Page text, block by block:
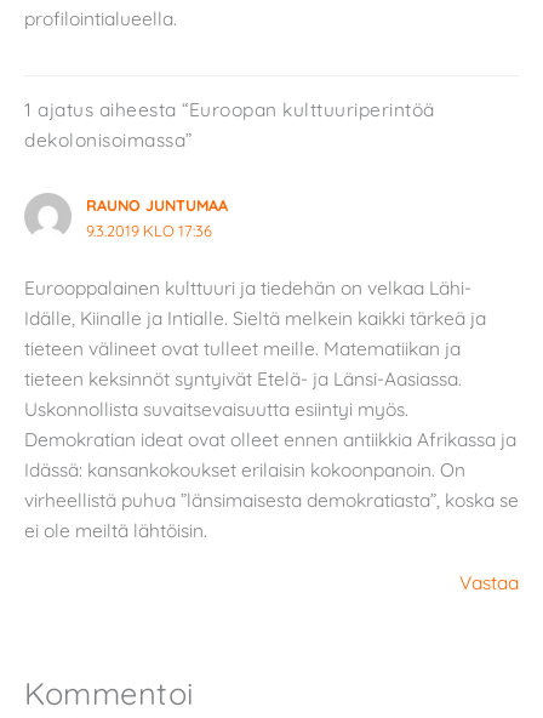
profilointialueella.
1 ajatus aiheesta “Euroopan kulttuuriperintöä
dekolonisoimassa”
RAUNO JUNTUMAA
9.3.2019 KLO 17:36
Eurooppalainen kulttuuri ja tiedehän on velkaa Lähi-
Idälle, Kiinalle ja Intialle. Sieltä melkein kaikki tärkeä ja
tieteen välineet ovat tulleet meille. Matematiikan ja
tieteen keksinnöt syntyivät Etelä- ja Länsi-Aasiassa.
Uskonnollista suvaitsevaisuutta esiintyi myös.
Demokratian ideat ovat olleet ennen antiikkia Afrikassa ja
Idässä: kansankokoukset erilaisin kokoonpanoin. On
virheellistä puhua ”länsimaisesta demokratiasta”, koska se
ei ole meiltä lähtöisin.
Vastaa
Kommentoi